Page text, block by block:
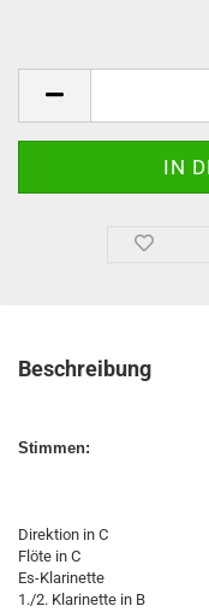
Beschreibung
Stimmen:
Direktion in C
Flöte in C
Es-Klarinette
1./2. Klarinette in B